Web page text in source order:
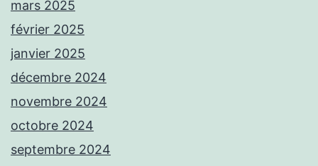
mars 2025
février 2025
janvier 2025
décembre 2024
novembre 2024
octobre 2024
septembre 2024